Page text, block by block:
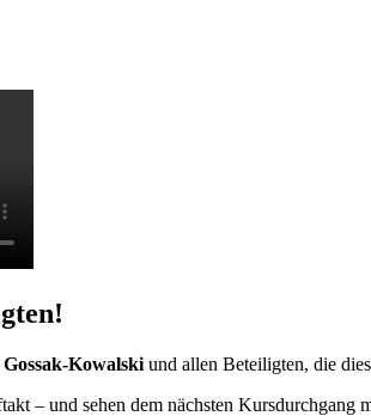
Kowalski und allen Beteiligten, die
– und sehen dem nächsten